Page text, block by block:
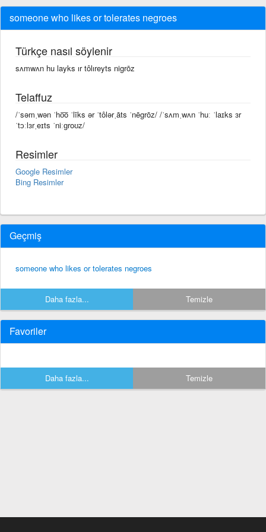
someone who likes or tolerates negroes
Türkçe nasıl söylenir
sʌmwʌn hu layks ır tôlıreyts nigrōz
Telaffuz
/ˈsəmˌwən ˈho͞o ˈlīks ər ˈtôlərˌāts ˈnēgrōz/ /ˈsʌmˌwʌn ˈhuː ˈlaɪks ɜr
ˈtɔːlɜrˌeɪts ˈniːɡroʊz/
Resimler
Google Resimler
Bing Resimler
Geçmiş
someone who likes or tolerates negroes
Daha fazla... Temizle
Favoriler
Daha fazla... Temizle